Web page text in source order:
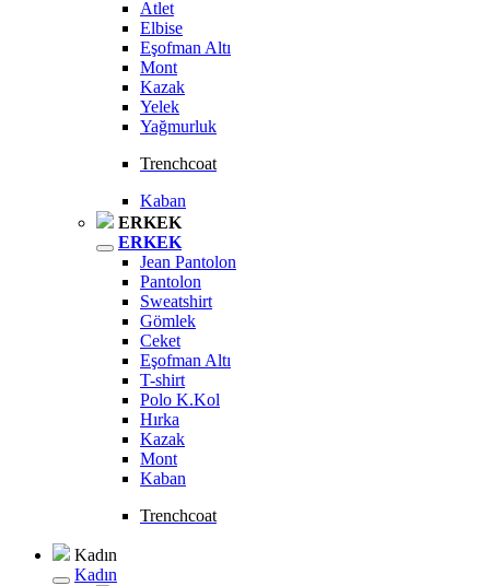
Atlet
Elbise
Eşofman Altı
Mont
Kazak
Yelek
Yağmurluk
Trenchcoat
Kaban
ERKEK
ERKEK
Jean Pantolon
Pantolon
Sweatshirt
Gömlek
Ceket
Eşofman Altı
T-shirt
Polo K.Kol
Hırka
Kazak
Mont
Kaban
Trenchcoat
Kadın
Kadın